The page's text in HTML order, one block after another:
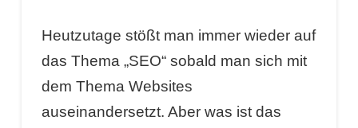
Heutzutage stößt man immer wieder auf
das Thema „SEO“ sobald man sich mit
dem Thema Websites
auseinandersetzt. Aber was ist das